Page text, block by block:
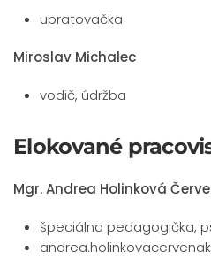
upratovačka
Miroslav Michalec
vodič, údržba
Elokované
Mgr. Andrea Holinková
špeciálna pedagogička,